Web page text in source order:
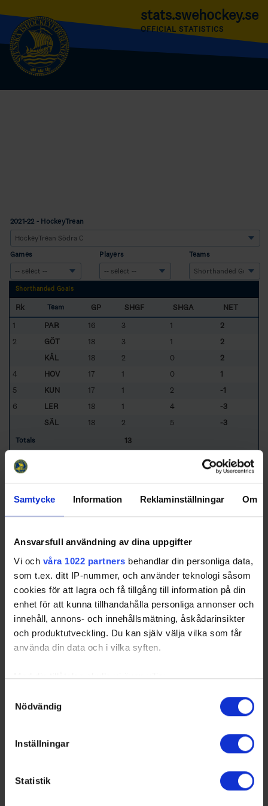
Samtycke Information Reklaminställningar Om
Ansvarsfull användning av dina uppgifter
Vi och våra 1022 partners behandlar din personliga data,
som t.ex. ditt IP-nummer, och använder teknologi såsom
cookies för att lagra och få tillgång till information på din
enhet för att kunna tillhandahålla personliga annonser och
innehåll, annons- och innehållsmätning, åskådarinsikter
och produktutveckling. Du kan själv välja vilka som får
använda din data och i vilka syften.
Med din tillåtelse skulle vi även vilja:
kan ha en noggrannhet på upp till flera meter
Ta reda på mer om hur dina personliga uppgifter
Du kan ändra eller dra tillbaka ditt samtycke när som
Nödvändig
Inställningar
Statistik
stats.swehockey.se
OFFICIAL STATISTICS
2021-22 - HockeyTrean
Games Players Teams
Shorthanded Goals
Rk Team GP SHGF SHGA
NET
1
PAR 16 3 1
2
2
GÖT 18 3 1
2
KÅL
18 2 0
2
4
HOV 17 1 0
1
5
KUN 17 1 2
-1
6
LER 18 1 4
-3
SÄL
18 2 5 -3
Totals 13
Average
- Göteborgs IK HOV - Hovås HC
KUN- Kungsbacka HC KÅL- Kållered SK
LER- Lerums BK PAR- Partille HK
Swehockey – Svenska Ishockeyförbundets officiella app
Swehockey ger dig tillgång till nyheter, livebevakning
och statistik för samtliga ishockeyserier som spelas i
Sverige. Du kan följa dina favoritserier och lägga upp
egna favoritlag i appen. För dina favoritlag kan du
periodpaus m.m.
Swehockey ger dig:
Ishockeyförbundet
Spelarstatistik